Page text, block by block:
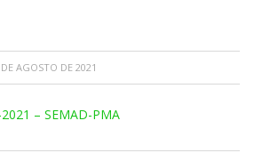
AGOSTO DE 2021
– SEMAD-PMA